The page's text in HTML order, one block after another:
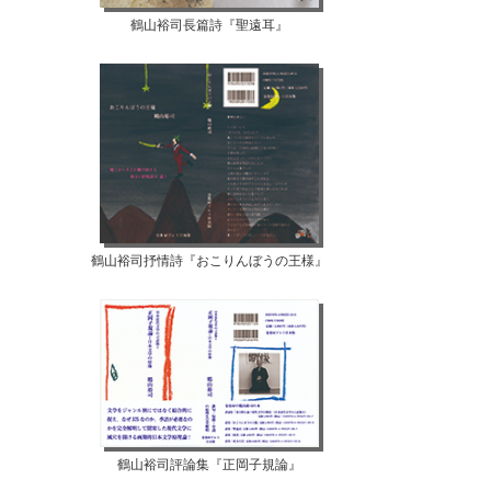
鶴山裕司長篇詩『聖遠耳』
鶴山裕司抒情詩『おこりんぼうの王様』
鶴山裕司評論集『正岡子規論』